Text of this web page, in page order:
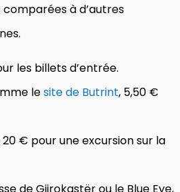
à d’autres
les billets d’entrée.
lesite de Butrint, 5,50 €
20 € pour une excursion sur la
de Gjirokastër ou le Blue Eye,